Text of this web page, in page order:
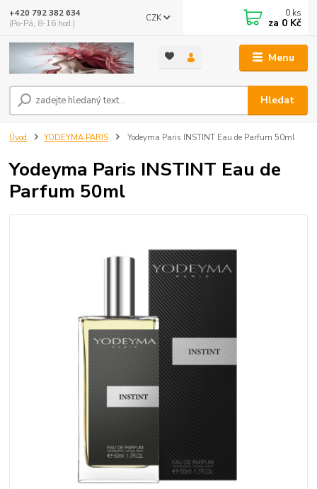
Menu
CZK
Hledat
+420 792 382 634
(Po-Pá, 8-16 hod.)
0 ks
za 0 Kč
Úvod YODEYMA PARIS Yodeyma Paris INSTINT Eau de Parfum 50ml
Yodeyma Paris INSTINT Eau de
Parfum 50ml